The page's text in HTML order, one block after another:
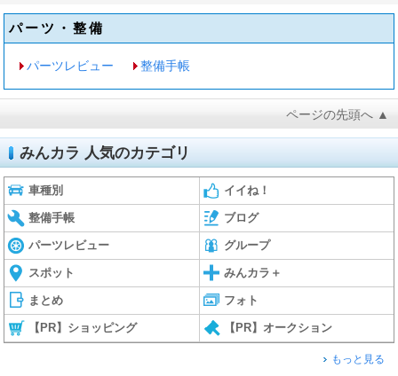
パーツ・整備
パーツレビュー 整備手帳
ページの先頭へ ▲
みんカラ 人気のカテゴリ
車種別 イイね！
整備手帳 ブログ
パーツレビュー グループ
スポット みんカラ＋
まとめ フォト
【PR】ショッピング 【PR】オークション
もっと見る